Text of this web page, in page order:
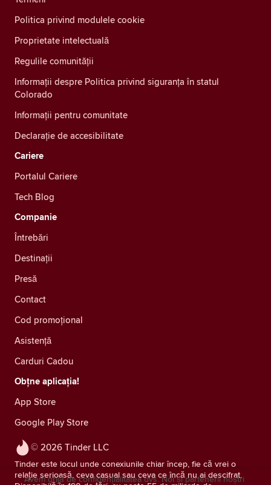
© 2026 Tinder LLC
Tinder este locul unde conexiunile chiar încep, fie că vrei o
relație serioasă, ceva casual sau ceva ce încă nu ai descifrat.
Politica privind modulele cookie
Proprietate intelectuală
Regulile comunității
Informații despre Politica privind siguranța în statul
Colorado
Informații pentru comunitate
Declarație de accesibilitate
Cariere
Portalul Cariere
Tech Blog
Companie
Întrebări
Destinații
Presă
Contact
Cod promoțional
Asistență
Carduri Cadou
Obțne aplicația!
App Store
Google Play Store
Avem grijă de confidențialitatea dvs. Noi și partenerii noștri